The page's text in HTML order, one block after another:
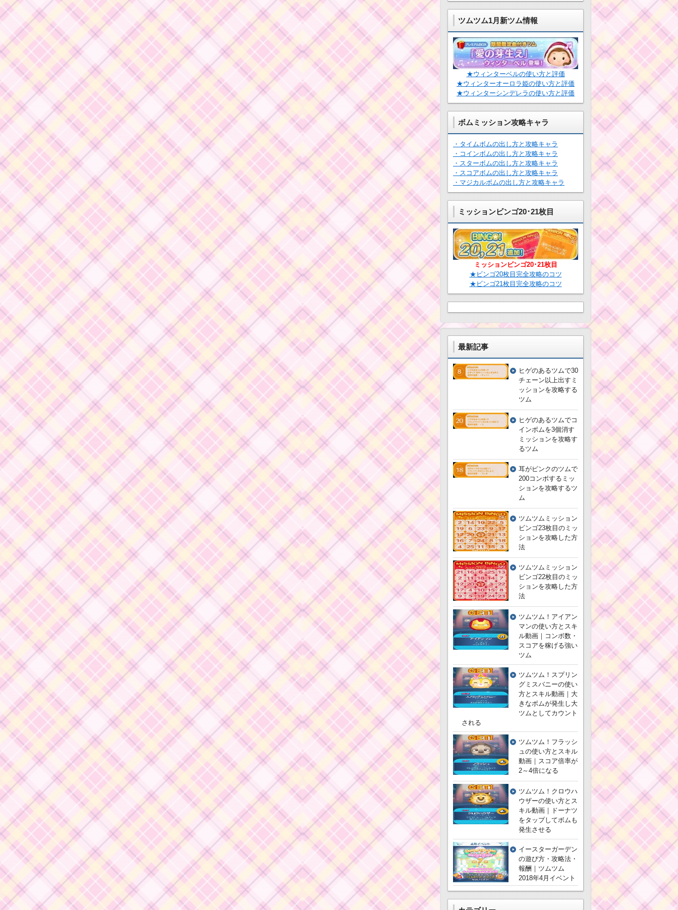
ツムツム1月新ツム情報
★ウィンターベルの使い方と評価
★ウィンターオーロラ姫の使い方と評価
★ウィンターシンデレラの使い方と評価
ボムミッション攻略キャラ
・タイムボムの出し方と攻略キャラ
・コインボムの出し方と攻略キャラ
・スターボムの出し方と攻略キャラ
・スコアボムの出し方と攻略キャラ
・マジカルボムの出し方と攻略キャラ
ミッションビンゴ20･21枚目
ミッションビンゴ20･21枚目
★ビンゴ20枚目完全攻略のコツ
★ビンゴ21枚目完全攻略のコツ
最新記事
ヒゲのあるツムで30
チェーン以上出すミ
ッションを攻略する
ツム
ヒゲのあるツムでコ
インボムを3個消す
ミッションを攻略す
るツム
耳がピンクのツムで
200コンボするミッ
ションを攻略するツ
ム
ツムツムミッション
ビンゴ23枚目のミッ
ションを攻略した方
法
ツムツムミッション
ビンゴ22枚目のミッ
ションを攻略した方
法
ツムツム！アイアン
マンの使い方とスキ
ル動画｜コンボ数・
スコアを稼げる強い
ツム
ツムツム！スプリン
グミスバニーの使い
方とスキル動画｜大
きなボムが発生し大
ツムとしてカウント
される
ツムツム！フラッシ
ュの使い方とスキル
動画｜スコア倍率が
2～4倍になる
ツムツム！クロウハ
ウザーの使い方とス
キル動画｜ドーナツ
をタップしてボムも
発生させる
イースターガーデン
の遊び方・攻略法・
報酬｜ツムツム
2018年4月イベント